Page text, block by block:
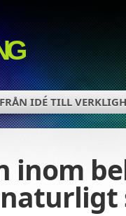
FRÅN IDÉ TILL
inom